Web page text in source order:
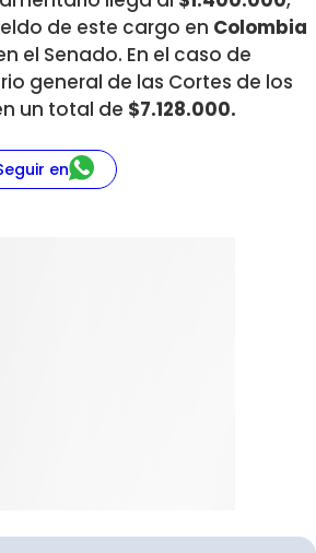
de este cargo en Colombia
el Senado. En el caso de
general de las Cortes de los
un total de $7.128.000.
en